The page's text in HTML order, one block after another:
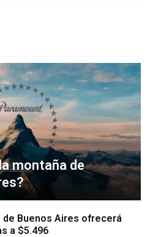
montaña de
de Buenos Aires ofrecerá
a $5.496